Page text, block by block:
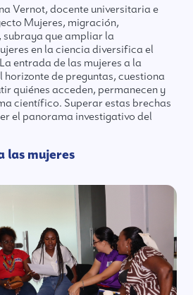
Vernot, docente universitaria e
Mujeres, migración,
que ampliar la
en la ciencia diversifica el
entrada de las mujeres a la
de preguntas, cuestiona
quiénes acceden, permanecen y
científico. Superar estas brechas
el panorama investigativo del
las mujeres